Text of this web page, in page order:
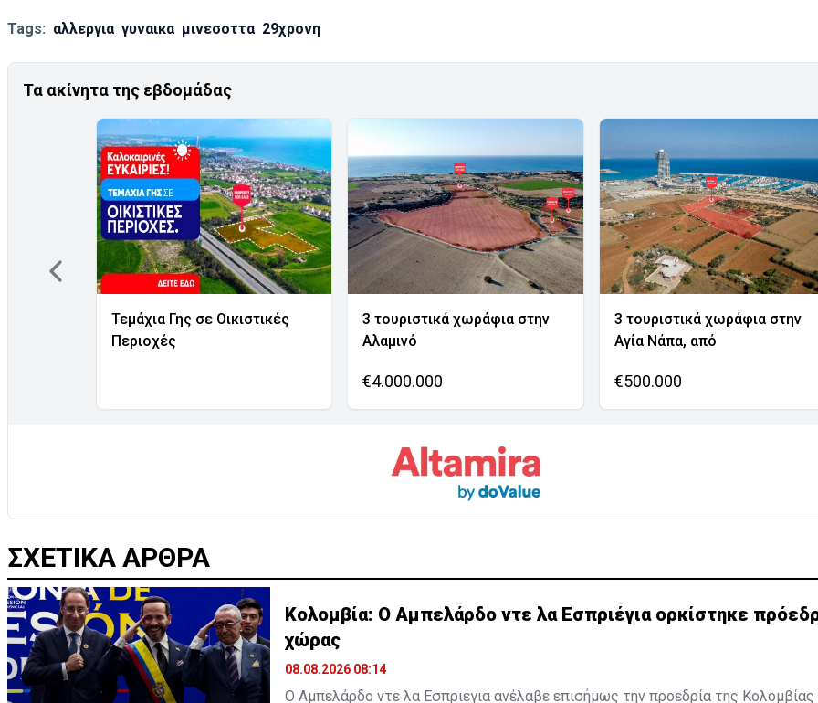
Tags: αλλεργια γυναικα μινεσοττα 29χρονη
Τα ακίνητα της εβδομάδας
Τεμάχια Γης σε Οικιστικές
Περιοχές
3 τουριστικά χωράφια στην
Αλαμινό
€4.000.000
3 τουριστικά χωράφια στην
Αγία Νάπα, από
€500.000
ΣΧΕΤΙΚΑ ΑΡΘΡΑ
Κολομβία: Ο Αμπελάρδο ντε λα Εσπριέγια ορκίστηκε
χώρας
08.08.2026 08:14
Ο Αμπελάρδο ντε λα Εσπριέγια ανέλαβε επισήμως την προεδρία της Κολομβίας